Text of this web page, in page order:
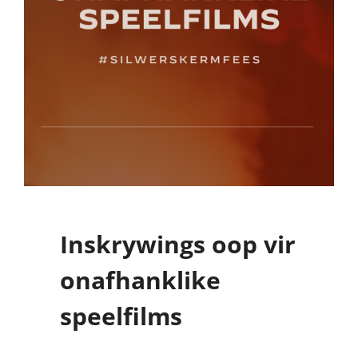
Inskrywings oop vir
onafhanklike
speelfilms